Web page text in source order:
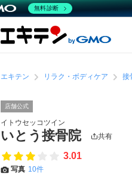
エキテン リラク・ボディケア 接
店舗公式
イトウセッコツイン
いとう接骨院 共有
3.01
写真 10件
無料診断